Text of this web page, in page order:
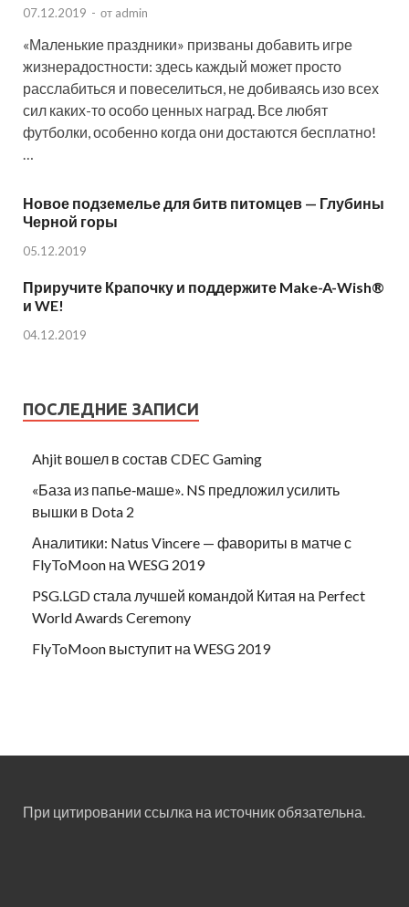
07.12.2019 - от admin
«Маленькие праздники» призваны добавить игре
жизнерадостности: здесь каждый может просто
расслабиться и повеселиться, не добиваясь изо всех
сил каких-то особо ценных наград. Все любят
футболки, особенно когда они достаются бесплатно!
…
Новое подземелье для битв питомцев — Глубины
Черной горы
05.12.2019
Приручите Крапочку и поддержите Make-A-Wish®
и WE!
04.12.2019
ПОСЛЕДНИЕ ЗАПИСИ
Ahjit вошел в состав CDEC Gaming
«База из папье‑маше». NS предложил усилить
вышки в Dota 2
Аналитики: Natus Vincere — фавориты в матче с
FlyToMoon на WESG 2019
PSG.LGD стала лучшей командой Китая на Perfect
World Awards Ceremony
FlyToMoon выступит на WESG 2019
При цитировании ссылка на источник обязательна.